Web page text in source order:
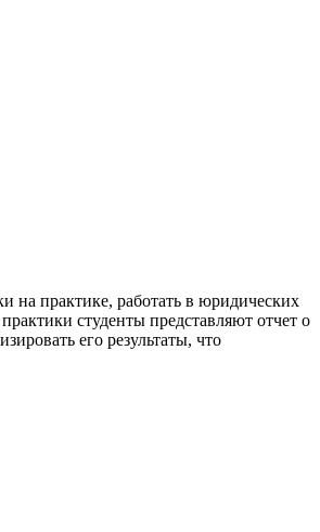
на практике, работать в юридических
студенты представляют отчет о
его результаты, что